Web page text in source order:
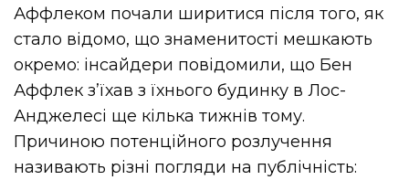
Аффлеком почали ширитися після того, як
стало відомо, що знаменитості мешкають
окремо: інсайдери повідомили, що Бен
Аффлек з’їхав з їхнього будинку в Лос-
Анджелесі ще кілька тижнів тому.
Причиною потенційного розлучення
називають різні погляди на публічність: